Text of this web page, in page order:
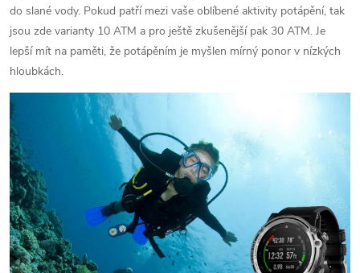
do slané vody. Pokud patří mezi vaše oblíbené aktivity potápění, tak
jsou zde varianty 10 ATM a pro ještě zkušenější pak 30 ATM. Je
lepší mít na paměti, že potápěním je myšlen mírný ponor v nízkých
hloubkách.